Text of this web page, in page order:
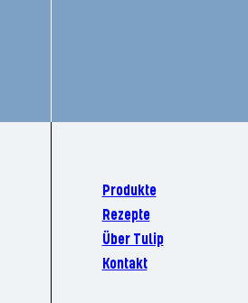
Produkte
Rezepte
Über Tulip
Kontakt